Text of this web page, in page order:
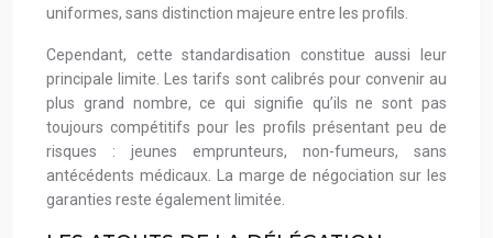
uniformes, sans distinction majeure entre les profils.
Cependant, cette standardisation constitue aussi leur
principale limite. Les tarifs sont calibrés pour convenir au
plus grand nombre, ce qui signifie qu’ils ne sont pas
toujours compétitifs pour les profils présentant peu de
risques : jeunes emprunteurs, non-fumeurs, sans
antécédents médicaux. La marge de négociation sur les
garanties reste également limitée.